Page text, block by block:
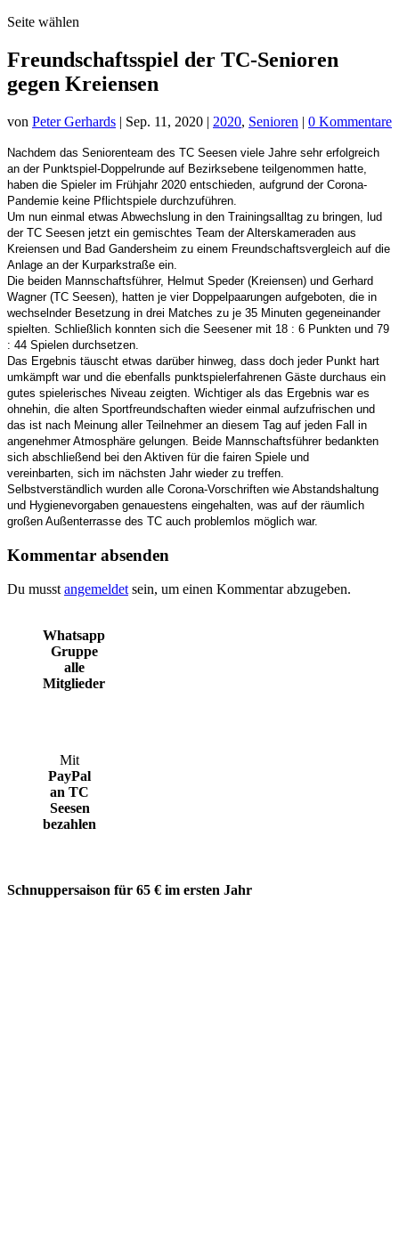
Seite wählen
Freundschaftsspiel der TC-Senioren
gegen Kreiensen
von Peter Gerhards | Sep. 11, 2020 | 2020, Senioren | 0 Kommentare
Nachdem das Seniorenteam des TC Seesen viele Jahre sehr erfolgreich
an der Punktspiel-Doppelrunde auf Bezirksebene teilgenommen hatte,
haben die Spieler im Frühjahr 2020 entschieden, aufgrund der Corona-
Pandemie keine Pflichtspiele durchzuführen.
Um nun einmal etwas Abwechslung in den Trainingsalltag zu bringen, lud
der TC Seesen jetzt ein gemischtes Team der Alterskameraden aus
Kreiensen und Bad Gandersheim zu einem Freundschaftsvergleich auf die
Anlage an der Kurparkstraße ein.
Die beiden Mannschaftsführer, Helmut Speder (Kreiensen) und Gerhard
Wagner (TC Seesen), hatten je vier Doppelpaarungen aufgeboten, die in
wechselnder Besetzung in drei Matches zu je 35 Minuten gegeneinander
spielten. Schließlich konnten sich die Seesener mit 18 : 6 Punkten und 79
: 44 Spielen durchsetzen.
Das Ergebnis täuscht etwas darüber hinweg, dass doch jeder Punkt hart
umkämpft war und die ebenfalls punktspielerfahrenen Gäste durchaus ein
gutes spielerisches Niveau zeigten. Wichtiger als das Ergebnis war es
ohnehin, die alten Sportfreundschaften wieder einmal aufzufrischen und
das ist nach Meinung aller Teilnehmer an diesem Tag auf jeden Fall in
angenehmer Atmosphäre gelungen. Beide Mannschaftsführer bedankten
sich abschließend bei den Aktiven für die fairen Spiele und
vereinbarten, sich im nächsten Jahr wieder zu treffen.
Selbstverständlich wurden alle Corona-Vorschriften wie Abstandshaltung
und Hygienevorgaben genauestens eingehalten, was auf der räumlich
großen Außenterrasse des TC auch problemlos möglich war.
Kommentar absenden
Du musst angemeldet sein, um einen Kommentar abzugeben.
Whatsapp
Gruppe
alle
Mitglieder
Mit
PayPal
an TC
Seesen
bezahlen
Schnuppersaison für 65 € im ersten Jahr